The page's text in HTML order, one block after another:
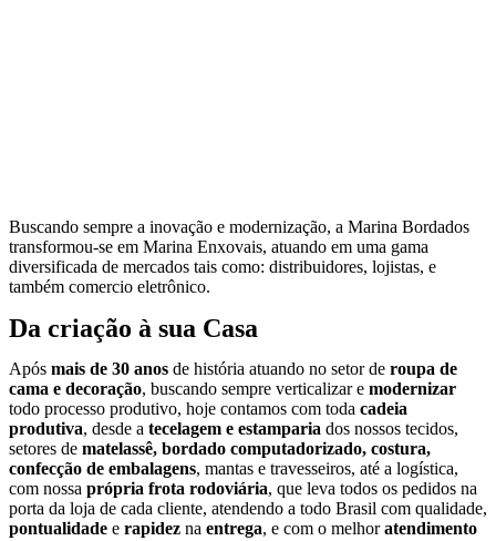
Buscando sempre a inovação e modernização, a Marina Bordados
transformou-se em Marina Enxovais, atuando em uma gama
diversificada de mercados tais como: distribuidores, lojistas, e
também comercio eletrônico.
Da criação à sua Casa
Após mais de 30 anos de história atuando no setor de roupa de
cama e decoração, buscando sempre verticalizar e modernizar
todo processo produtivo, hoje contamos com toda cadeia
produtiva, desde a tecelagem e estamparia dos nossos tecidos,
setores de matelassê, bordado computadorizado, costura,
confecção de embalagens, mantas e travesseiros, até a logística,
com nossa própria frota rodoviária, que leva todos os pedidos na
porta da loja de cada cliente, atendendo a todo Brasil com qualidade,
pontualidade e rapidez na entrega, e com o melhoratendimento